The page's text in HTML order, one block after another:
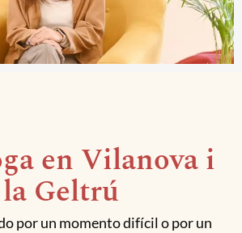
en Vilanova i
la Geltrú
por un momento difícil o por un